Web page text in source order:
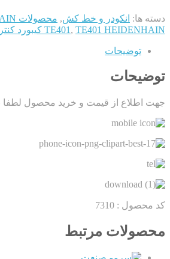
دسته ها: انکودر و خط کش, محصولات HEIDENHAIN
TE401 , TE401 HEIDENHAIN کیبورد کنترل 401
توضیحات
توضیحات
جهت اطلاع از قیمت و خرید محصول لطفا
کد محصول : 7310
محصولات مرتبط